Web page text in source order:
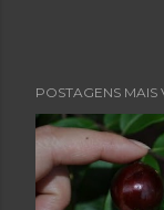
POSTAGENS MAIS